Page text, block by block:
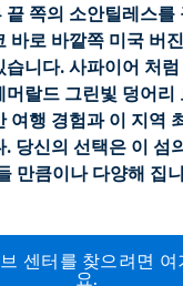
쪽의 소안틸레스를
바로 바깥쪽 미국 버
니다. 사파이어 처
랄드 그린빛 덩어리
여행 경험과 이 지역
당신의 선택은 이 섬
만큼이나 다양해 집
센터를 찾으려면 여
요.